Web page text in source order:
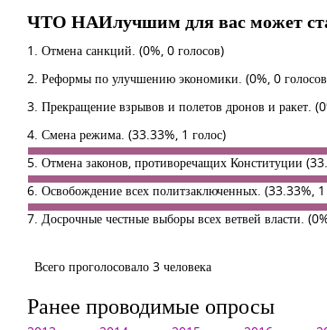
ЧТО НАИлучшим для вас может
1. Отмена санкций. (0%, 0 голосов)
2. Реформы по улучшению экономики. (0%, 0
3. Прекращение взрывов и полетов дронов и ракет.
4. Смена режима. (33.33%, 1 голос)
5. Отмена законов, противоречащих Конституции
6. Освобождение всех политзаключенных. (33.33%, 1
7. Досрочные честные выборы всех ветвей власти.
Всего проголосовало 3 человека
Ранее проводимые опросы